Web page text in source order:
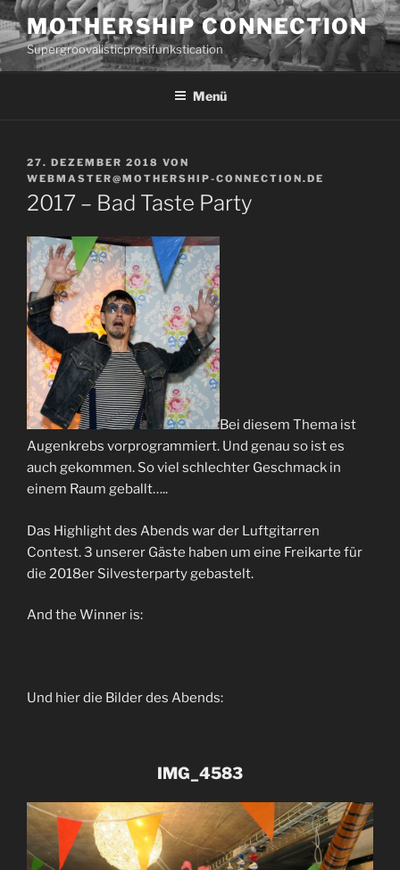
Zum
Inhalt
springen
MOTHERSHIP CONNECTION
Supergroovalisticprosifunkstication
Menü
VERÖFFENTLICHT
AM
27. DEZEMBER 2018 VON
WEBMASTER@MOTHERSHIP-CONNECTION.DE
2017 – Bad Taste Party
Bei diesem Thema ist
Augenkrebs vorprogrammiert. Und genau so ist es
auch gekommen. So viel schlechter Geschmack in
einem Raum geballt…..
Das Highlight des Abends war der Luftgitarren
Contest. 3 unserer Gäste haben um eine Freikarte für
die 2018er Silvesterparty gebastelt.
And the Winner is:
Und hier die Bilder des Abends:
IMG_4583